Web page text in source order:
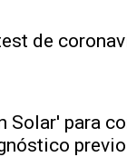
de
Solar' para
previo